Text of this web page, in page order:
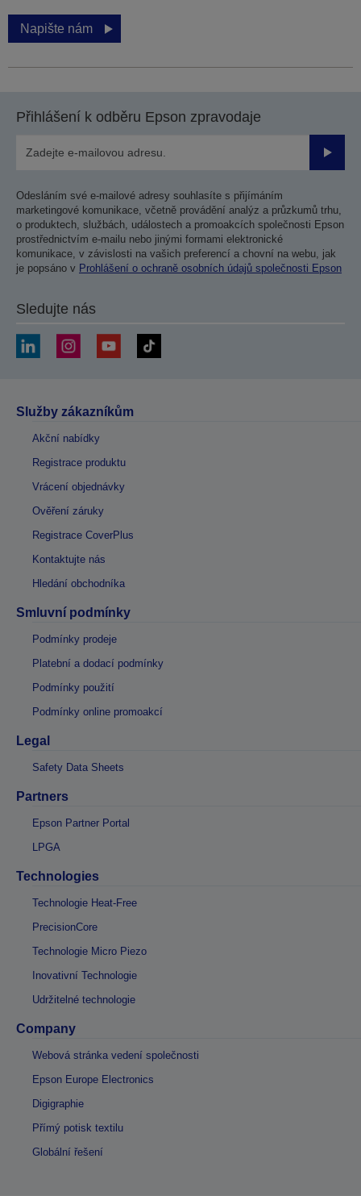
Napište nám
Přihlášení k odběru Epson zpravodaje
Odesláním své e-mailové adresy souhlasíte s přijímáním
marketingové komunikace, včetně provádění analýz a průzkumů trhu,
o produktech, službách, událostech a promoakcích společnosti Epson
prostřednictvím e-mailu nebo jinými formami elektronické
komunikace, v závislosti na vašich preferencí a chovní na webu, jak
je popsáno v Prohlášení o ochraně osobních údajů společnosti Epson
Sledujte nás
Služby zákazníkům
Akční nabídky
Registrace produktu
Vrácení objednávky
Ověření záruky
Registrace CoverPlus
Kontaktujte nás
Hledání obchodníka
Smluvní podmínky
Podmínky prodeje
Platební a dodací podmínky
Podmínky použití
Podmínky online promoakcí
Legal
Safety Data Sheets
Partners
Epson Partner Portal
LPGA
Technologies
Technologie Heat-Free
PrecisionCore
Technologie Micro Piezo
Inovativní Technologie
Udržitelné technologie
Company
Webová stránka vedení společnosti
Epson Europe Electronics
Digigraphie
Přímý potisk textilu
Globální řešení